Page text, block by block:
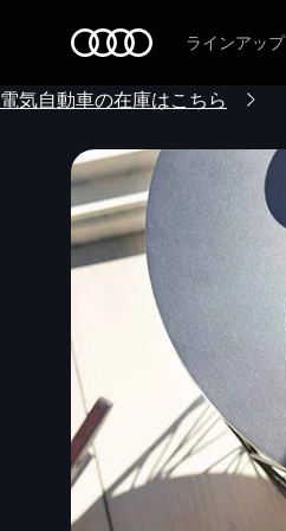
ラインアップ
電気自動車の在庫はこちら